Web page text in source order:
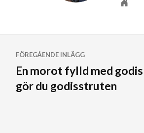
FÖREGÅENDE INLÄGG
En morot fylld med godis
gör du godisstruten